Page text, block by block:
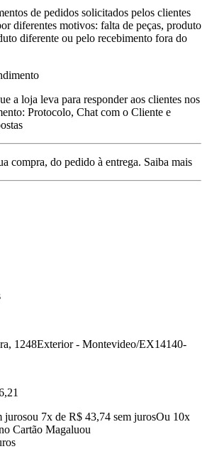
de pedidos solicitados pelos clientes
diferentes motivos: falta de peças, produto
diferente ou pelo recebimento fora do
a loja leva para responder aos clientes nos
Protocolo, Chat com o Cliente e
compra, do pedido à entrega. Saiba mais
1248Exterior - Montevideo/EX14140-
,21
jurosou 7x de R$ 43,74 sem jurosOu 10x
Cartão Magaluou